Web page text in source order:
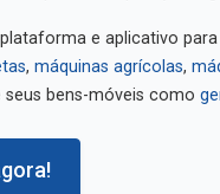
e aplicativo
máquinas agrícolas
seus bens-móveis como